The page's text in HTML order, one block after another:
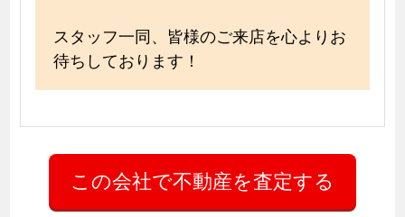
スタッフ一同、皆様のご来店を心よりお
待ちしております！